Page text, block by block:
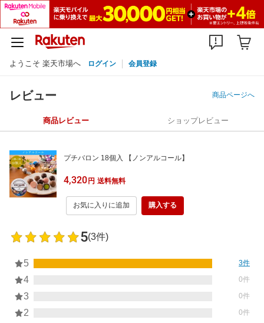
ようこそ 楽天市場へ ログイン 会員登録
レビュー 商品ページへ
商品レビュー ショップレビュー
プチバロン 18個入 【ノンアルコール】
4,320円 送料無料
お気に入りに追加 購入する
5(3件)
5 3件
4 0件
3 0件
2 0件